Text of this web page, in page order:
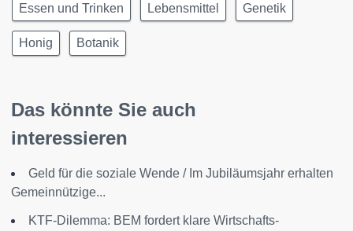
Essen und Trinken Lebensmittel Genetik
Honig Botanik
Das könnte Sie auch
interessieren
Geld für die soziale Wende / Im Jubiläumsjahr erhalten
Gemeinnützige...
KTF-Dilemma: BEM fordert klare Wirtschafts-